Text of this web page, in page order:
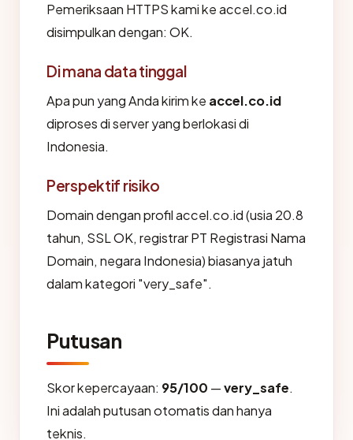
Pemeriksaan HTTPS kami ke accel.co.id
disimpulkan dengan: OK.
Di mana data tinggal
Apa pun yang Anda kirim ke accel.co.id
diproses di server yang berlokasi di
Indonesia.
Perspektif risiko
Domain dengan profil accel.co.id (usia 20.8
tahun, SSL OK, registrar PT Registrasi Nama
Domain, negara Indonesia) biasanya jatuh
dalam kategori "very_safe".
Putusan
Skor kepercayaan: 95/100 —very_safe.
Ini adalah putusan otomatis dan hanya
teknis.